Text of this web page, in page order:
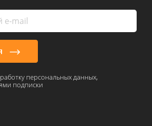
персональных данных,
подписки